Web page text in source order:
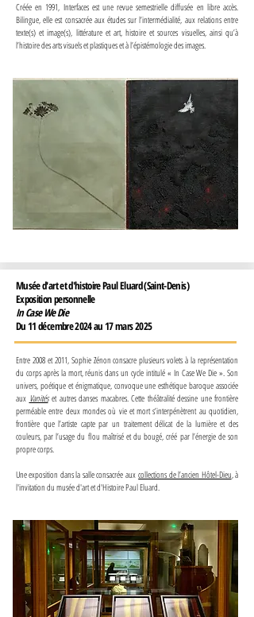
Créée en 1991, Interfaces est une revue semestrielle diffusée en libre accès.
Bilingue, elle est consacrée aux études sur l’intermédialité, aux relations entre
texte(s) et image(s), littérature et art, histoire et sources visuelles, ainsi qu’à
l’histoire des arts visuels et plastiques et à l’épistémologie des images.
Musée d'art et d'histoire Paul Eluard (Saint-Denis)
Exposition personnelle
In Case We Die
Du 11 décembre 2024 au 17 mars 2025
Entre 2008 et 2011, Sophie Zénon consacre plusieurs volets à la représentation
du corps après la mort, réunis dans un cycle intitulé « In Case We Die ». Son
univers, poétique et énigmatique, convoque une esthétique baroque associée
aux Vanitéset autres danses macabres. Cette théâtralité dessine une frontière
perméable entre deux mondes où vie et mort s’interpénètrent au quotidien,
frontière que l’artiste capte par un traitement délicat de la lumière et des
couleurs, par l’usage du flou maîtrisé et du bougé, créé par l’énergie de son
propre corps.
Une exposition dans la salle consacrée auxcollections de l’ancien Hôtel-Dieu, à
l'invitation du musée d'art et d'Histoire Paul Eluard.